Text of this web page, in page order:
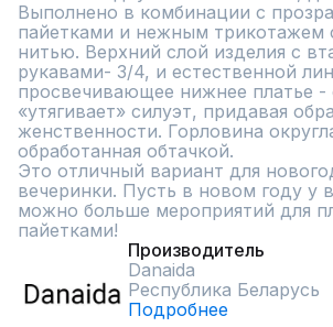
Выполнено в комбинации с
пайетками и нежным трикотажем
нитью. Верхний слой изделия с
рукавами- 3/4, и естественной
просвечивающее нижнее платье -
«утягивает» силуэт, придавая
женственности. Горловина
обработанная обтачкой.
Это отличный вариант для
вечеринки. Пусть в новом году у
можно больше мероприятий для
пайетками!
Производитель
Danaida
Республика Беларусь
Подробнее